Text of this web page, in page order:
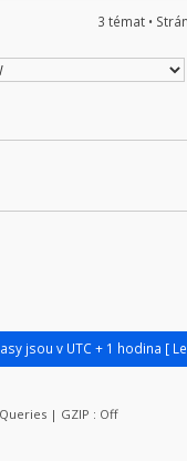
3 témat •
jsou v UTC + 1 hodina [
| GZIP : Off